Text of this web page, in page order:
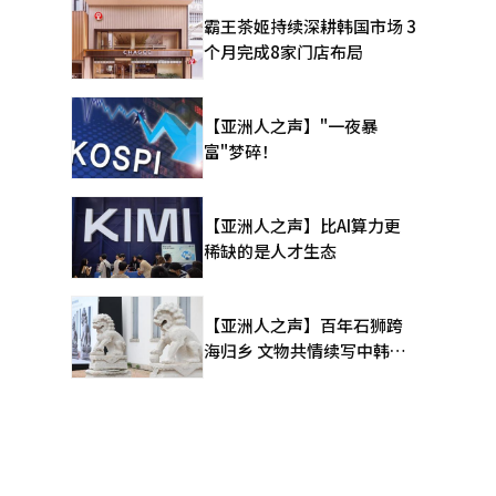
霸王茶姬持续深耕韩国市场 3
个月完成8家门店布局
【亚洲人之声】"一夜暴
富"梦碎！
【亚洲人之声】比AI算力更
稀缺的是人才生态
【亚洲人之声】百年石狮跨
海归乡 文物共情续写中韩人